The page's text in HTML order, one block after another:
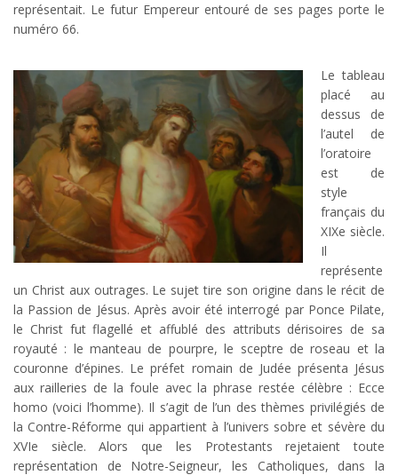
représentait. Le futur Empereur entouré de ses pages porte le
numéro 66.
Le tableau
placé au
dessus de
l’autel de
l’oratoire
est de
style
français du
XIXe siècle.
Il
représente
un Christ aux outrages. Le sujet tire son origine dans le récit de
la Passion de Jésus. Après avoir été interrogé par Ponce Pilate,
le Christ fut flagellé et affublé des attributs dérisoires de sa
royauté : le manteau de pourpre, le sceptre de roseau et la
couronne d’épines. Le préfet romain de Judée présenta Jésus
aux railleries de la foule avec la phrase restée célèbre : Ecce
homo (voici l’homme). Il s’agit de l’un des thèmes privilégiés de
la Contre-Réforme qui appartient à l’univers sobre et sévère du
XVIe siècle. Alors que les Protestants rejetaient toute
représentation de Notre-Seigneur, les Catholiques, dans la